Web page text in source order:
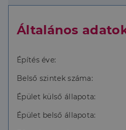
utcában, a Beregszász úton
tájolású teraszokkal,
gépészeti felújításon esett
hangulatos udvara van, ahol
medence (3*7 méteres),
Általános
Építés éve:
Belső szintek száma:
Épület külső állapota:
Épület belső állapota: